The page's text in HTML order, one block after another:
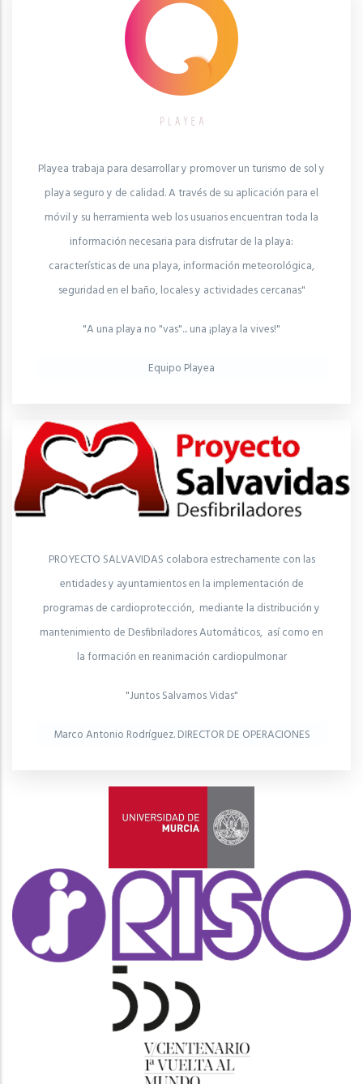
Playea trabaja para desarrollar y promover un turismo de sol y
playa seguro y de calidad. A través de su aplicación para el
móvil y su herramienta web los usuarios encuentran toda la
información necesaria para disfrutar de la playa:
características de una playa, información meteorológica,
seguridad en el baño, locales y actividades cercanas"
"A una playa no "vas"... una ¡playa la vives!"
Equipo Playea
PROYECTO SALVAVIDAS colabora estrechamente con las
entidades y ayuntamientos en la implementación de
programas de cardioprotección, mediante la distribución y
mantenimiento de Desfibriladores Automáticos, así como en
la formación en reanimación cardiopulmonar
"Juntos Salvamos Vidas"
Marco Antonio Rodríguez. DIRECTOR DE OPERACIONES